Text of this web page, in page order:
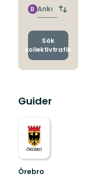
Ankomst
B
Byt
och
Sök
kollektivtrafik
Guider
Örebro